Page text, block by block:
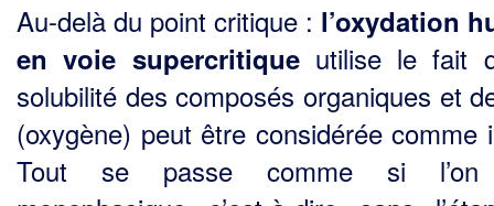
Au-delà du point critique : l’oxydation
en voie supercritiqueutilise le fait
solubilité des com­posés organiques et
(oxygène) peut être considérée comme
Tout se passe comme si l’on